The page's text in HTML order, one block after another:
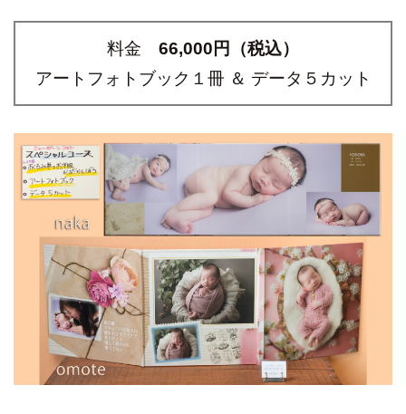
料金 66,000円（税込）
アートフォトブック１冊 ＆ データ５カット